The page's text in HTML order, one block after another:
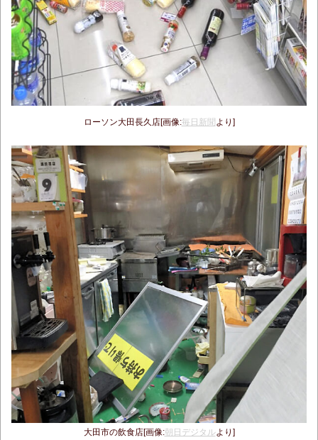
ローソン大田長久店[画像:毎日新聞 より]
大田市の飲食店[画像:朝日デジタルより]